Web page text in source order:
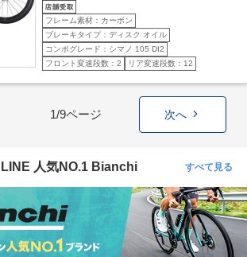
フレーム素材：カーボン
ブレーキタイプ：ディスク オイル
コンポグレード：シマノ 105 DI2
フロント変速段数：2
リア変速段数：12
1/9ページ 次へ
人気NO.1 Bianchi すべて見る